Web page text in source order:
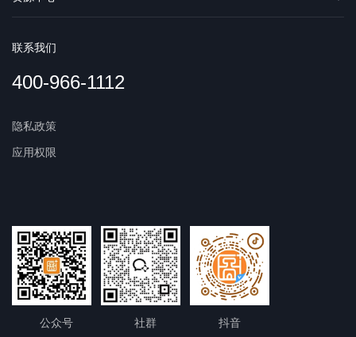
联系我们
400-966-1112
隐私政策
应用权限
公众号 社群 抖音